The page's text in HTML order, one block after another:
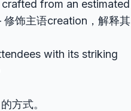
crafted from an estimated
饰主语creation，解释其
with its striking
方式。